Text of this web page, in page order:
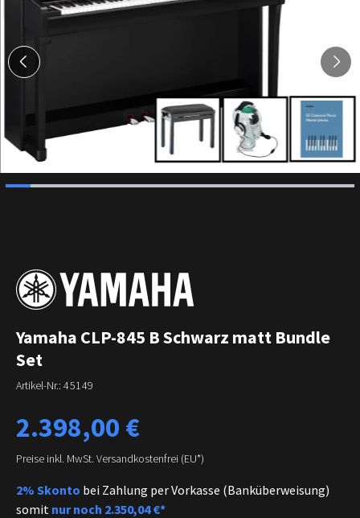
Yamaha CLP-845 B Schwarz matt Bundle
Set
Artikel-Nr.: 45149
Regulärer Preis:
2.398,00 €
Preise inkl. MwSt. Versandkostenfrei (EU*)
2% Skonto bei Zahlung per Vorkasse (Banküberweisung)
somit nur noch 2.350,04 €*